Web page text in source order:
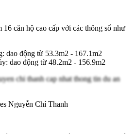
16 căn hộ cao cấp với các thông số như
dao động từ 53.3m2 - 167.1m2
dao động từ 48.2m2 - 156.9m2
Nguyễn Chí Thanh